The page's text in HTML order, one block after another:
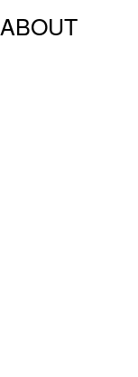
ABOUT